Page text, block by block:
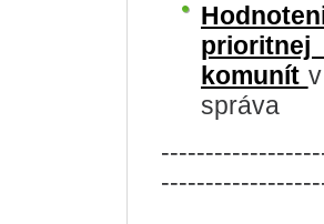
prioritnej
komunít
správa